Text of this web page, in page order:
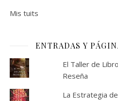
Mis tuits
ENTRADAS Y
El Taller de
Reseña
La Estrategia